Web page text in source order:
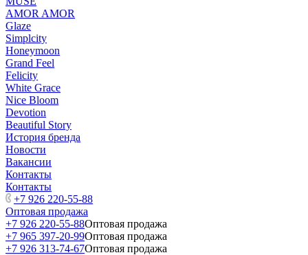
AMOR AMOR
Glaze
Simplcity
Honeymoon
Grand Feel
Felicity
White Grace
Nice Bloom
Devotion
Beautiful Story
История бренда
Новости
Вакансии
Контакты
Контакты
+7 926 220-55-88
Оптовая продажа
+7 926 220-55-88Оптовая продажа
+7 965 397-20-99Оптовая продажа
+7 926 313-74-67Оптовая продажа